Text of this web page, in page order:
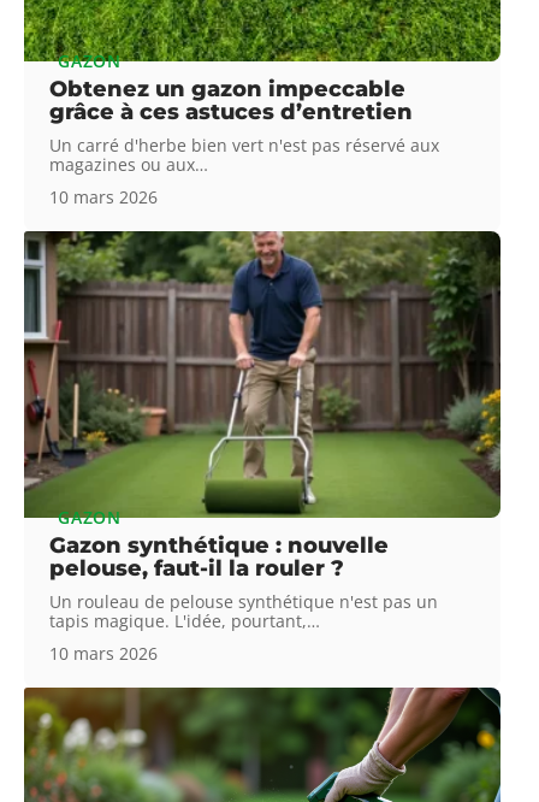
GAZON
Obtenez un gazon impeccable
grâce à ces astuces d’entretien
Un carré d'herbe bien vert n'est pas réservé aux
magazines ou aux…
10 mars 2026
GAZON
Gazon synthétique : nouvelle
pelouse, faut-il la rouler ?
Un rouleau de pelouse synthétique n'est pas un
tapis magique. L'idée, pourtant,…
10 mars 2026